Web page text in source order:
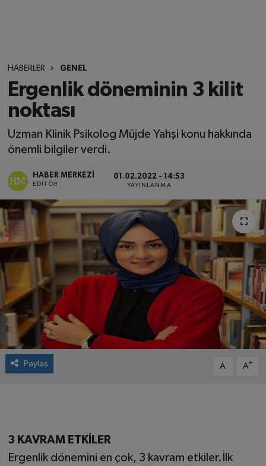
HABERLER GENEL
Ergenlik döneminin 3 kilit
noktası
Uzman Klinik Psikolog Müjde Yahşi konu hakkında
önemli bilgiler verdi.
HABER MERKEZI
EDITÖR
01.02.2022 - 14:53
YAYINLANMA
Paylaş A- A+
3 KAVRAM ETKİLER
Ergenlik dönemini en çok, 3 kavram etkiler.İlk